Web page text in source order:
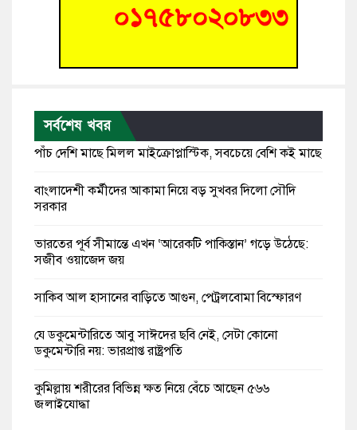
সর্বশেষ খবর
পাঁচ দেশি মাছে মিলল মাইক্রোপ্লাস্টিক, সবচেয়ে বেশি কই মাছে
বাংলাদেশী কর্মীদের আকামা নিয়ে বড় সুখবর দিলো সৌদি
সরকার
ভারতের পূর্ব সীমান্তে এখন ‘আরেকটি পাকিস্তান’ গড়ে উঠেছে:
সজীব ওয়াজেদ জয়
সাকিব আল হাসানের বাড়িতে আগুন, পেট্রলবোমা বিস্ফোরণ
যে ডকুমেন্টারিতে আবু সাঈদের ছবি নেই, সেটা কোনো
ডকুমেন্টারি নয়: ভারপ্রাপ্ত রাষ্ট্রপতি
কুমিল্লায় শরীরের বিভিন্ন ক্ষত নিয়ে বেঁচে আছেন ৫৬৬
জুলাইযোদ্ধা